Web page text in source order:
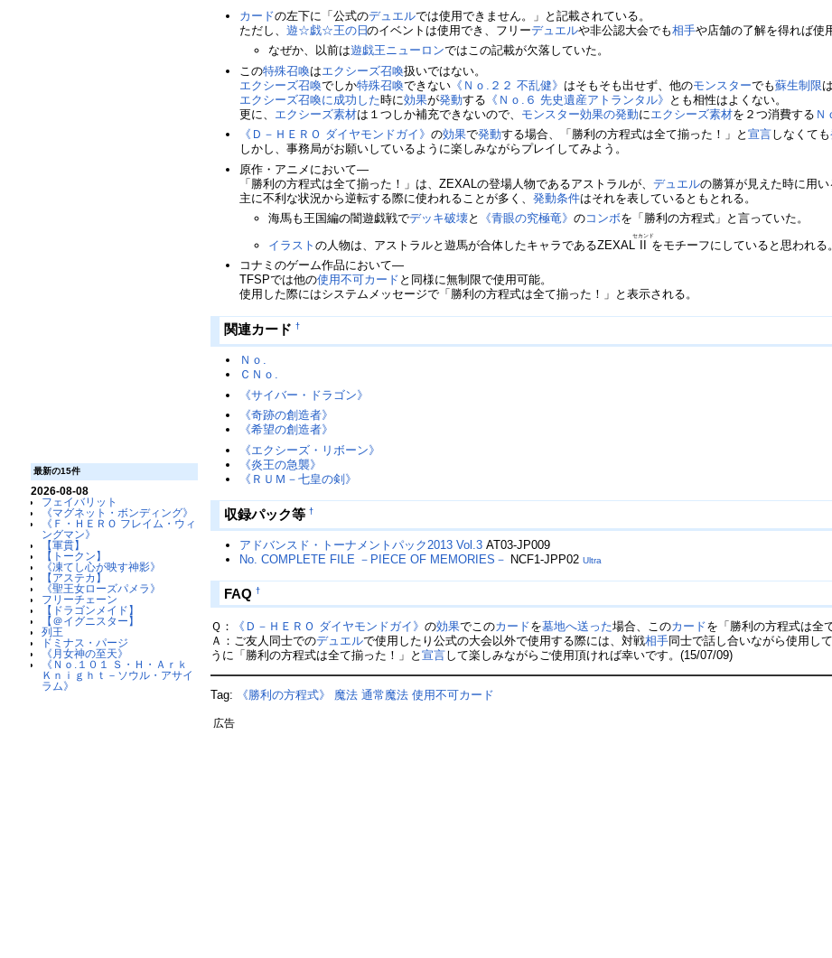
最新の15件
2026-08-08
フェイバリット
《マグネット・ボンディング》
《Ｆ・ＨＥＲＯ フレイム・ウィ
ングマン》
【軍貫】
【トークン】
《凍てし心が映す神影》
【アステカ】
《聖王女ローズパメラ》
フリーチェーン
【ドラゴンメイド】
【＠イグニスター】
列王
ドミナス・パージ
《月女神の至天》
《Ｎｏ.１０１ Ｓ・Ｈ・Ａｒｋ
Ｋｎｉｇｈｔ－ソウル・アサイ
ラム》
カードの左下に「公式のデュエルでは使用できません。」と記載されている。
ただし、遊☆戯☆王の日のイベントは使用でき、フリーデュエルや非公認大会でも相手や店舗の了解を得れば使
なぜか、以前は遊戯王ニューロンではこの記載が欠落していた。
この特殊召喚はエクシーズ召喚扱いではない。
エクシーズ召喚でしか特殊召喚できない 《Ｎｏ.２２ 不乱健》 はそもそも出せず、他のモンスターでも蘇生制限
エクシーズ召喚に成功した時に効果が発動する 《Ｎｏ.６ 先史遺産アトランタル》 とも相性はよくない。
更に、 エクシーズ素材は１つしか補充できないので、 モンスター効果の発動にエクシーズ素材を２つ消費する Ｎ
《Ｄ－ＨＥＲＯ ダイヤモンドガイ》の効果で発動する場合、「勝利の方程式は全て揃った！」と宣言しなくても
しかし、事務局がお願いしているように楽しみながらプレイしてみよう。
原作・アニメにおいて―
「勝利の方程式は全て揃った！」は、ZEXALの登場人物であるアストラルが、デュエルの勝算が見えた時に用い
主に不利な状況から逆転する際に使われることが多く、発動条件はそれを表しているともとれる。
海馬も王国編の闇遊戯戦でデッキ破壊と 《青眼の究極竜》のコンボを「勝利の方程式」と言っていた。
イラストの人物は、アストラルと遊馬が合体したキャラであるZEXAL II
セカンド
をモチーフにしていると思われる。
コナミのゲーム作品において―
TFSPでは他の使用不可カード と同様に無制限で使用可能。
使用した際にはシステムメッセージで「勝利の方程式は全て揃った！」と表示される。
関連カード †
Ｎｏ.
ＣＮｏ.
《サイバー・ドラゴン》
《奇跡の創造者》
《希望の創造者》
《エクシーズ・リボーン》
《炎王の急襲》
《ＲＵＭ－七皇の剣》
収録パック等 †
アドバンスド・トーナメントパック2013 Vol.3 AT03-JP009
No. COMPLETE FILE －PIECE OF MEMORIES－ NCF1-JPP02Ultra
FAQ †
Ｑ： 《Ｄ－ＨＥＲＯ ダイヤモンドガイ》の効果でこのカードを墓地へ送った場合、このカードを「勝利の方程式は全
Ａ：ご友人同士でのデュエルで使用したり公式の大会以外で使用する際には、対戦相手同士で話し合いながら使用し
うに「勝利の方程式は全て揃った！」と宣言して楽しみながらご使用頂ければ幸いです。(15/07/09)
Tag: 《勝利の方程式》 魔法 通常魔法 使用不可カード
広告